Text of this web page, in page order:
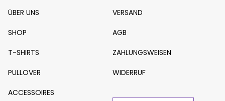
ÜBER UNS
SHOP
T-SHIRTS
PULLOVER
ACCESSOIRES
VERSAND
AGB
ZAHLUNGSWEISEN
WIDERRUF